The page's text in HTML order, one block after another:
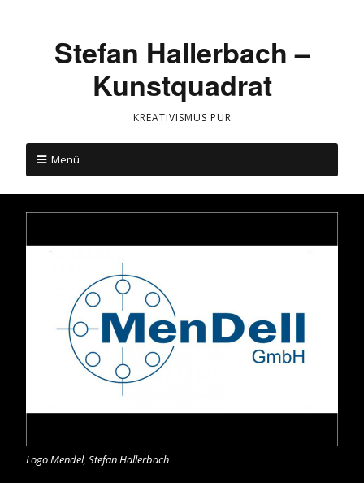
Stefan Hallerbach –
Kunstquadrat
KREATIVISMUS PUR
Menü
Logo Mendel, Stefan Hallerbach